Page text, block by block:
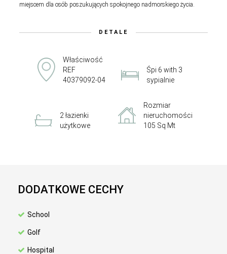
miejscem dla osób poszukujących spokojnego nadmorskiego życia.
DETALE
Właściwość
REF
40379092-04
Śpi 6 with 3
sypialnie
2 łazienki
użytkowe
Rozmiar
nieruchomości
105 Sq Mt
DODATKOWE CECHY
School
Golf
Hospital